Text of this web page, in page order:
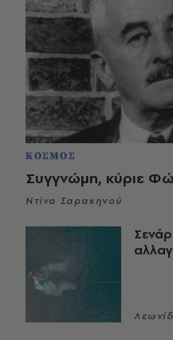
ΚΟΣΜΟΣ
Συγγνώμη, κύριε
Ντίνα Σαρακηνού